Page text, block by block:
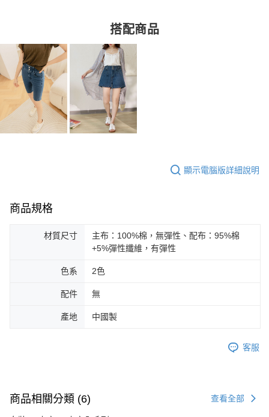
搭配商品
顯示電腦版詳細說明
商品規格
材質尺寸
主布：100%棉，無彈性、配布：95%棉
+5%彈性纖維，有彈性
色系 2色
配件 無
產地 中國製
客服
商品相關分類 (6) 查看全部